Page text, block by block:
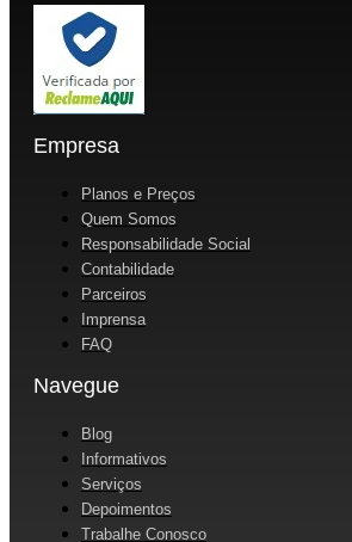
Empresa
Planos e Preços
Quem Somos
Responsabilidade Social
Contabilidade
Parceiros
Imprensa
FAQ
Navegue
Blog
Informativos
Serviços
Depoimentos
Trabalhe Conosco